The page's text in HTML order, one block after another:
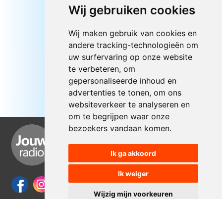
Wij gebruiken cookies
Wij maken gebruik van cookies en
andere tracking-technologieën om
uw surfervaring op onze website
te verbeteren, om
gepersonaliseerde inhoud en
advertenties te tonen, om ons
websiteverkeer te analyseren en
om te begrijpen waar onze
bezoekers vandaan komen.
Ik ga akkoord
Ik weiger
Wijzig mijn voorkeuren